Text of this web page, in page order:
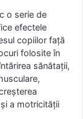
o serie de
efectele
copiilor faţă
folosite în
sănătaţii,
a motricităţii